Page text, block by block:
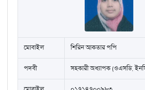
মোবাইল শিরিন আকতার পপি
পদবী সহকারী অধ্যাপক (ওএসডি,